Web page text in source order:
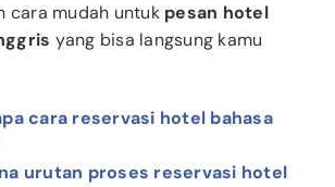
cara mudah untuk pesan hotel
yang bisa langsung kamu
cara reservasi hotel bahasa
urutan proses reservasi hotel